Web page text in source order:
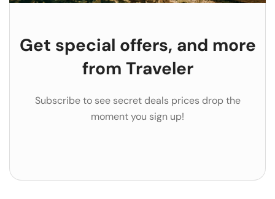
Get special offers, and more
from Traveler
Subscribe to see secret deals prices drop the
moment you sign up!